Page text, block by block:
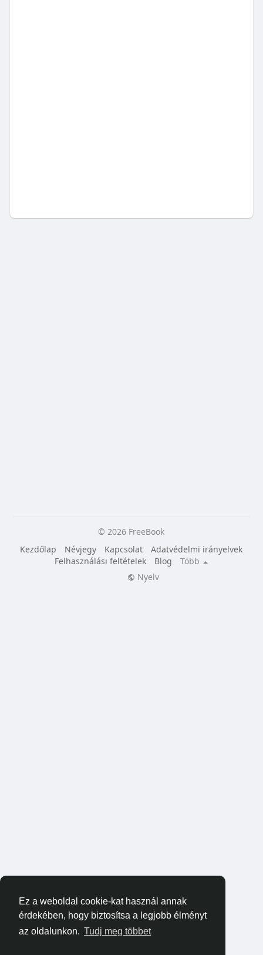
Ez a weboldal cookie-kat használ annak
érdekében, hogy biztosítsa a legjobb élményt
az oldalunkon. Tudj meg többet
© 2026 FreeBook
Kezdőlap
Névjegy Kapcsolat
Adatvédelmi irányelvek
Felhasználási feltételek
Blog
Több
Nyelv